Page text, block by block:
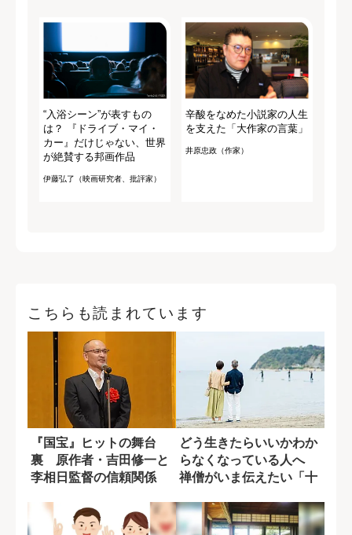
“入浴シーン”が表すもの
は？ 『ドライブ・マイ・
カー』だけじゃない、世界
が絶賛する邦画作品
伊藤弘了（映画研究者、批評家）
辛酸をなめた小説家の人生
を支えた「大作家の言葉」
井原忠政（作家）
こちらも読まれています
『国宝』ヒットの舞台
裏 原作者・吉田修一と
李相日監督の信頼関係
どう生きたらいいかわか
らなくなっている人へ
禅僧がいま伝えたい「十